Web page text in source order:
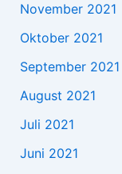
November 2021
Oktober 2021
September 2021
August 2021
Juli 2021
Juni 2021